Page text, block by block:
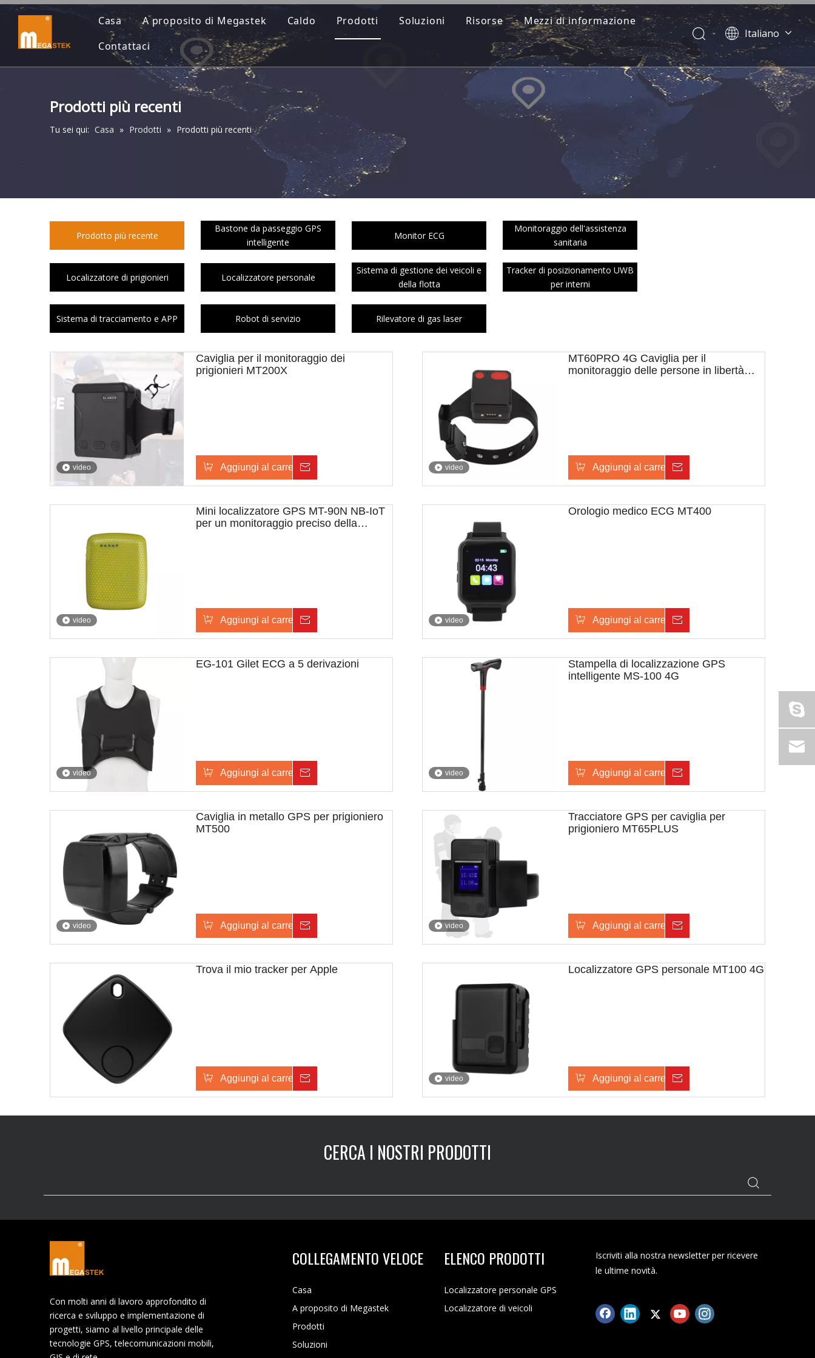
Casa A proposito di Megastek Caldo Prodotti Soluzioni Risorse
Mezzi di informazione
Contattaci
Italiano
Dansk
norsk språk
한국어
Prodotti più recenti
Tu sei qui: Casa » Prodotti » Prodotti più recenti
Prodotto più recente
Bastone da passeggio GPS
intelligente
Monitor ECG
Monitoraggio dell'assistenza
sanitaria
Localizzatore di prigionieri Localizzatore personale
Sistema di gestione dei veicoli e
della flotta
Tracker di posizionamento UWB
per interni
Sistema di tracciamento e APP Robot di servizio Rilevatore di gas laser
video
Caviglia per il monitoraggio dei
prigionieri MT200X
Aggiungi al carrello video
MT60PRO 4G Caviglia per il
monitoraggio delle persone in libertà
Aggiungi al carrello
video
Mini localizzatore GPS MT-90N NB-IoT
per un monitoraggio preciso della
Aggiungi al carrello video
Orologio medico ECG MT400
Aggiungi al carrello
video
EG-101 Gilet ECG a 5 derivazioni
Aggiungi al carrello video
Stampella di localizzazione GPS
intelligente MS-100 4G
Aggiungi al carrello
video
Caviglia in metallo GPS per prigioniero
MT500
Aggiungi al carrello video
Tracciatore GPS per caviglia per
prigioniero MT65PLUS
Aggiungi al carrello
Trova il mio tracker per Apple
Aggiungi al carrello video
Localizzatore GPS personale MT100 4G
Aggiungi al carrello
CERCA I NOSTRI PRODOTTI
Con molti anni di lavoro approfondito di
ricerca e sviluppo e implementazione di
progetti, siamo al livello principale delle
tecnologie GPS, telecomunicazioni mobili,
COLLEGAMENTO VELOCE ELENCO PRODOTTI
Casa
A proposito di Megastek
Prodotti
Soluzioni
Localizzatore personale GPS
Localizzatore di veicoli
Iscriviti alla nostra newsletter per ricevere
le ultime novità.